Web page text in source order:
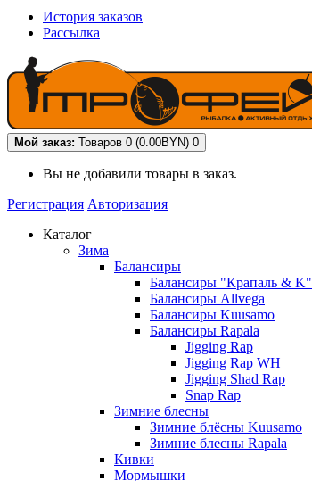
История заказов
Рассылка
Мой заказ: Товаров 0 (0.00BYN) 0
Вы не добавили товары в заказ.
Регистрация Авторизация
Каталог
Зима
Балансиры
Балансиры "Крапаль & K"
Балансиры Allvega
Балансиры Kuusamo
Балансиры Rapala
Jigging Rap
Jigging Rap WH
Jigging Shad Rap
Snap Rap
Зимние блесны
Зимние блёсны Kuusamo
Зимние блесны Rapala
Кивки
Мормышки